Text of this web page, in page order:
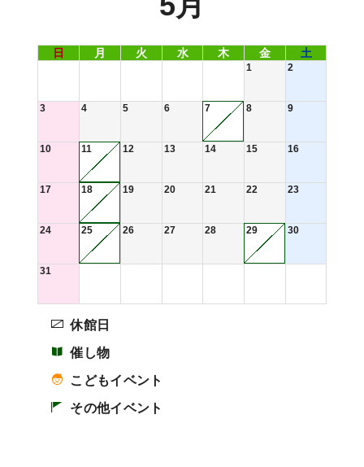
日 月 火 水 木 金 土
1 2
3 4 5 6 7 8 9
10 11 12 13 14 15 16
17 18 19 20 21 22 23
24 25 26 27 28 29 30
31
休館日
催し物
こどもイベント
その他イベント